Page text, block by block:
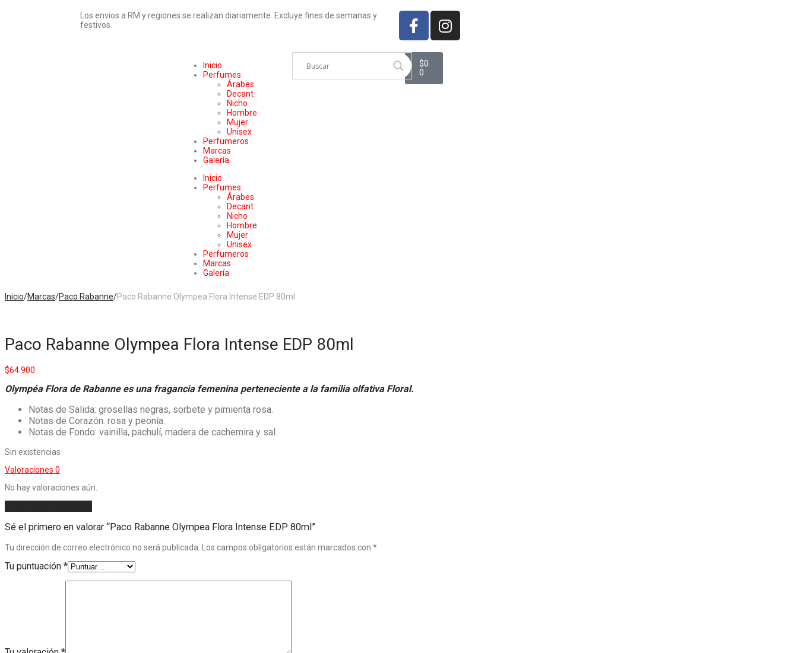
Los envios a RM y regiones se realizan diariamente. Excluye fines de semanas y
festivos
Inicio
Perfumes
Árabes
Decant
Nicho
Hombre
Mujer
Unisex
Perfumeros
Marcas
Galería
Inicio
Perfumes
Árabes
Decant
Nicho
Hombre
Mujer
Unisex
Perfumeros
Marcas
Galería
$0
0
Inicio/Marcas/Paco Rabanne/Paco Rabanne Olympea Flora Intense EDP 80ml
Paco Rabanne Olympea Flora Intense EDP 80ml
$64.900
Olympéa Flora de Rabanne es una fragancia femenina perteneciente a la familia olfativa Floral.
Notas de Salida: grosellas negras, sorbete y pimienta rosa.
Notas de Corazón: rosa y peonía.
Notas de Fondo: vainilla, pachulí, madera de cachemira y sal.
Sin existencias
Valoraciones 0
No hay valoraciones aún.
Sé el primero en valorar “Paco Rabanne Olympea Flora Intense EDP 80ml”
Tu dirección de correo electrónico no será publicada. Los campos obligatorios están marcados con *
Tu puntuación *